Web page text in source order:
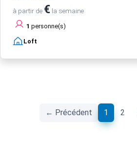
à partir de € la semaine
1 personne(s)
Loft
← Précédent 1 (current)
2